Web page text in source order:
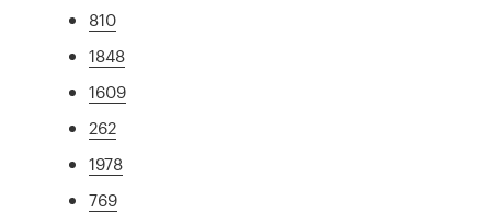
810
1848
1609
262
1978
769